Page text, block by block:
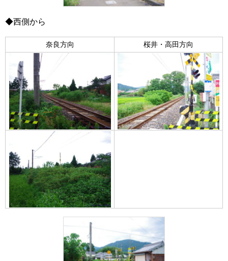
◆西側から
奈良方向 桜井・高田方向